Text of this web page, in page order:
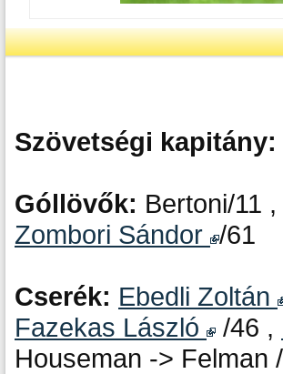
Szövetségi kapitány:
Góllövők: Bertoni/11
Zombori Sándor /61
Cserék: Ebedli Zoltán
Fazekas László
/46 ,
Houseman -> Felman